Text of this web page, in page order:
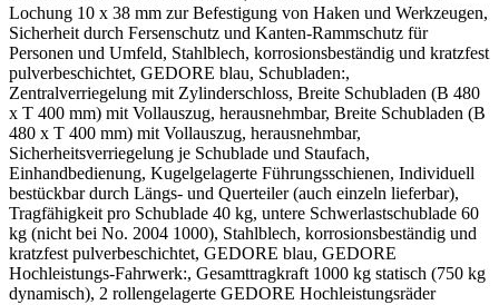
Lochung 10 x 38 mm zur Befestigung von Haken und Werkzeugen,
Sicherheit durch Fersenschutz und Kanten-Rammschutz für
Personen und Umfeld, Stahlblech, korrosionsbeständig und kratzfest
pulverbeschichtet, GEDORE blau, Schubladen:,
Zentralverriegelung mit Zylinderschloss, Breite Schubladen (B 480
x T 400 mm) mit Vollauszug, herausnehmbar, Breite Schubladen (B
480 x T 400 mm) mit Vollauszug, herausnehmbar,
Sicherheitsverriegelung je Schublade und Staufach,
Einhandbedienung, Kugelgelagerte Führungsschienen, Individuell
bestückbar durch Längs- und Querteiler (auch einzeln lieferbar),
Tragfähigkeit pro Schublade 40 kg, untere Schwerlastschublade 60
kg (nicht bei No. 2004 1000), Stahlblech, korrosionsbeständig und
kratzfest pulverbeschichtet, GEDORE blau, GEDORE
Hochleistungs-Fahrwerk:, Gesamttragkraft 1000 kg statisch (750 kg
dynamisch), 2 rollengelagerte GEDORE Hochleistungsräder